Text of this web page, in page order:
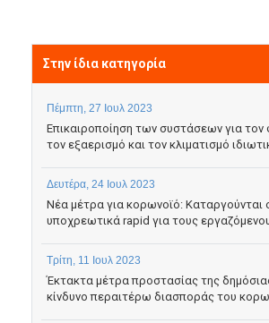
Στην ίδια κατηγορία
Πέμπτη, 27 Ιουλ 2023
Επικαιροποίηση των συστάσεων για τον
τον εξαερισμό και τον κλιματισμό
Δευτέρα, 24 Ιουλ 2023
Νέα μέτρα για κορωνοϊό: Καταργούνται
υποχρεωτικά rapid για τους
Τρίτη, 11 Ιουλ 2023
Έκτακτα μέτρα προστασίας της
κίνδυνο περαιτέρω διασποράς του